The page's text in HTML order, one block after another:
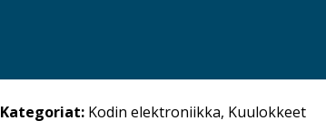
Kategoriat: Kodin elektroniikka, Kuulokkeet